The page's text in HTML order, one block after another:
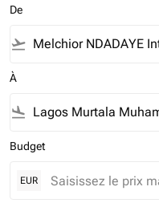
De
flight_takeoff
À
flight_land
Budget
EUR